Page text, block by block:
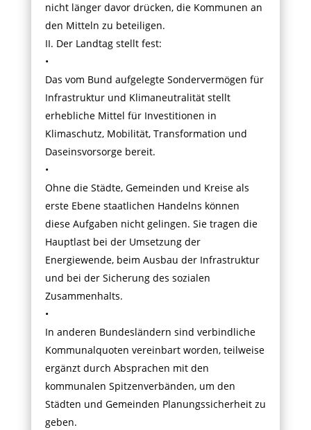
nicht länger davor drücken, die Kommunen an
den Mitteln zu beteiligen.
II. Der Landtag stellt fest:
•
Das vom Bund aufgelegte Sondervermögen für
Infrastruktur und Klimaneutralität stellt
erhebliche Mittel für Investitionen in
Klimaschutz, Mobilität, Transformation und
Daseinsvorsorge bereit.
•
Ohne die Städte, Gemeinden und Kreise als
erste Ebene staatlichen Handelns können
diese Aufgaben nicht gelingen. Sie tragen die
Hauptlast bei der Umsetzung der
Energiewende, beim Ausbau der Infrastruktur
und bei der Sicherung des sozialen
Zusammenhalts.
•
In anderen Bundesländern sind verbindliche
Kommunalquoten vereinbart worden, teilweise
ergänzt durch Absprachen mit den
kommunalen Spitzenverbänden, um den
Städten und Gemeinden Planungssicherheit zu
geben.